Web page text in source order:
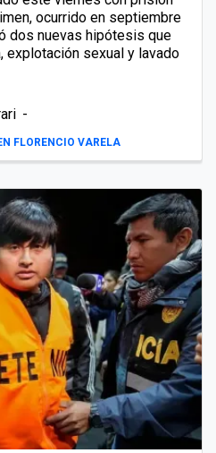
ocurrido en septiembre
dos nuevas hipótesis que
explotación sexual y lavado
FLORENCIO VARELA